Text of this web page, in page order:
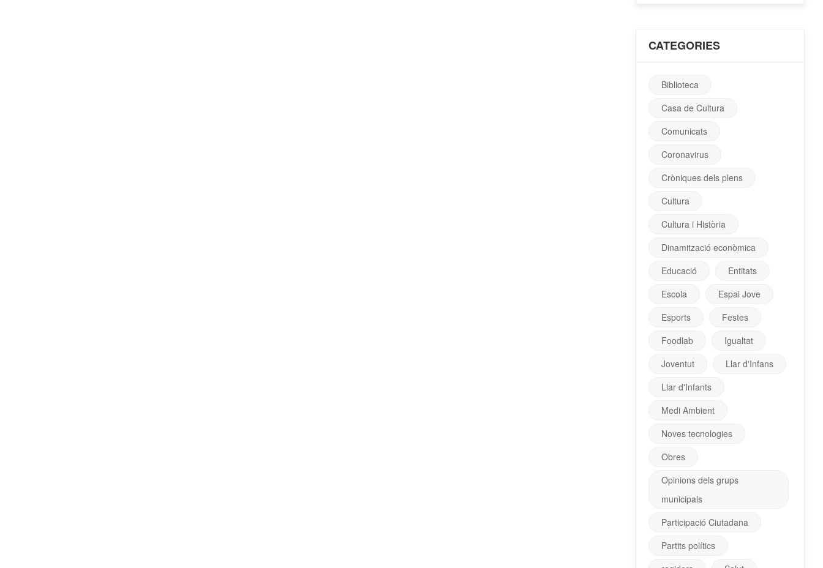
CATEGORIES
Biblioteca
Casa de Cultura
Comunicats
Coronavirus
Cròniques dels plens
Cultura
Cultura i Història
Dinamització econòmica
Educació
Entitats
Escola
Espai Jove
Esports
Festes
Foodlab
Igualtat
Joventut
Llar d'Infans
Llar d'Infants
Medi Ambient
Noves tecnologies
Obres
Opinions dels grups
municipals
Participació Ciutadana
Partits polítics